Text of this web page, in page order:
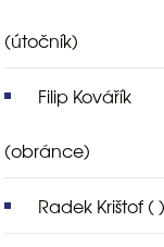
(útočník)
Filip Kovářík
(obránce)
Radek Krištof ( )